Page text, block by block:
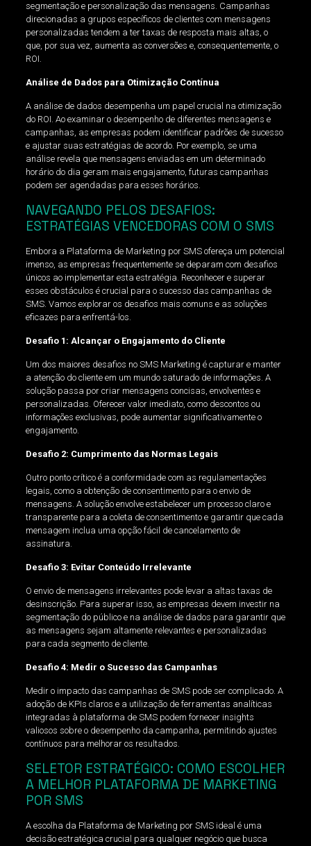
segmentação e personalização das mensagens. Campanhas
direcionadas a grupos específicos de clientes com mensagens
personalizadas tendem a ter taxas de resposta mais altas, o
que, por sua vez, aumenta as conversões e, consequentemente, o
ROI.
Análise de Dados para Otimização Contínua
A análise de dados desempenha um papel crucial na otimização
do ROI. Ao examinar o desempenho de diferentes mensagens e
campanhas, as empresas podem identificar padrões de sucesso
e ajustar suas estratégias de acordo. Por exemplo, se uma
análise revela que mensagens enviadas em um determinado
horário do dia geram mais engajamento, futuras campanhas
podem ser agendadas para esses horários.
NAVEGANDO PELOS DESAFIOS:
ESTRATÉGIAS VENCEDORAS COM O SMS
Embora a Plataforma de Marketing por SMS ofereça um potencial
imenso, as empresas frequentemente se deparam com desafios
únicos ao implementar esta estratégia. Reconhecer e superar
esses obstáculos é crucial para o sucesso das campanhas de
SMS. Vamos explorar os desafios mais comuns e as soluções
eficazes para enfrentá-los.
Desafio 1: Alcançar o Engajamento do Cliente
Um dos maiores desafios no SMS Marketing é capturar e manter
a atenção do cliente em um mundo saturado de informações. A
solução passa por criar mensagens concisas, envolventes e
personalizadas. Oferecer valor imediato, como descontos ou
informações exclusivas, pode aumentar significativamente o
engajamento.
Desafio 2: Cumprimento das Normas Legais
Outro ponto crítico é a conformidade com as regulamentações
legais, como a obtenção de consentimento para o envio de
mensagens. A solução envolve estabelecer um processo claro e
transparente para a coleta de consentimento e garantir que cada
mensagem inclua uma opção fácil de cancelamento de
assinatura.
Desafio 3: Evitar Conteúdo Irrelevante
O envio de mensagens irrelevantes pode levar a altas taxas de
desinscrição. Para superar isso, as empresas devem investir na
segmentação do público e na análise de dados para garantir que
as mensagens sejam altamente relevantes e personalizadas
para cada segmento de cliente.
Desafio 4: Medir o Sucesso das Campanhas
Medir o impacto das campanhas de SMS pode ser complicado. A
adoção de KPIs claros e a utilização de ferramentas analíticas
integradas à plataforma de SMS podem fornecer insights
valiosos sobre o desempenho da campanha, permitindo ajustes
contínuos para melhorar os resultados.
SELETOR ESTRATÉGICO: COMO ESCOLHER
A MELHOR PLATAFORMA DE MARKETING
POR SMS
A escolha da Plataforma de Marketing por SMS ideal é uma
decisão estratégica crucial para qualquer negócio que busca